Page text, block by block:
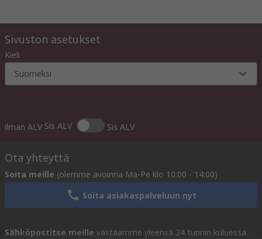
Sivuston asetukset
Kieli
Suomeksi
ilman ALV Sis ALV Sis ALV
Ota yhteyttä
Soita meille (olemme avoinna Ma-Pe klo 10:00 - 14:00)
Soita asiakaspalveluun nyt
Sähköpostitse meille vastaamme yleensä 24 tunnin kuluessa.